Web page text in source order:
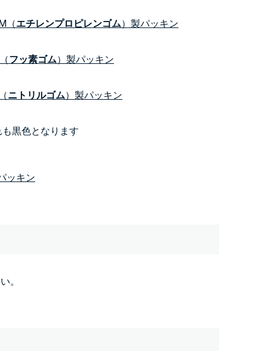
（エチレンプロピレンゴム）製パッキン
フッ素ゴム）製パッキン
ニトリルゴム）製パッキン
黒色となります
ッキン
。